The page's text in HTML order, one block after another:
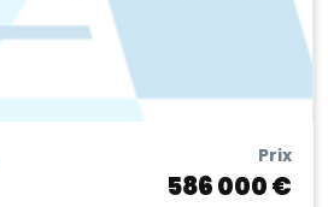
Prix
586 000 €